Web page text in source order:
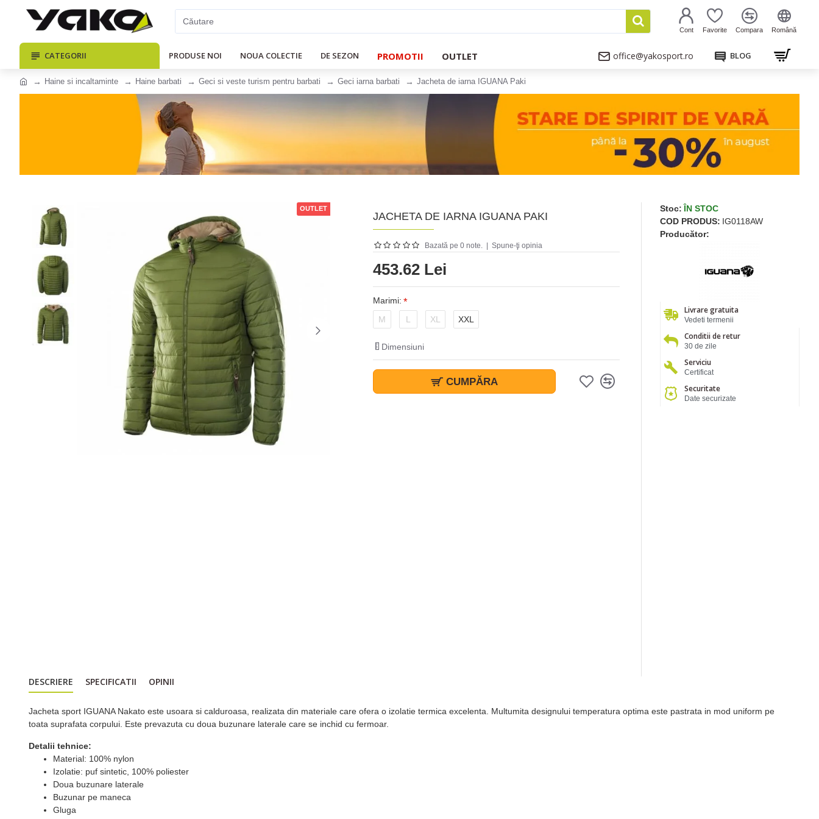
Cont Favorite Compara Română
CATEGORII PRODUSE NOI NOUA COLECTIE DE SEZON PROMOTII OUTLET office@yakosport.ro BLOG
Haine si incaltaminte Haine barbati Geci si veste turism pentru barbati Geci iarna barbati Jacheta de iarna IGUANA Paki
OUTLET
JACHETA DE IARNA IGUANA PAKI
Bazată pe 0 note. Spune-ţi opinia
453.62 Lei
Marimi:
M
L XL XXL
Dimensiuni
CUMPĂRA
Stoc: ÎN STOC
COD PRODUS: IG0118AW
Producător:
Livrare gratuita
Vedeti termenii
Conditii de retur
30 de zile
Serviciu
Certificat
Securitate
Date securizate
DESCRIERE SPECIFICATII OPINII
Jacheta sport IGUANA Nakato este usoara si calduroasa, realizata din materiale care ofera o izolatie termica excelenta. Multumita designului temperatura optima este pastrata in mod uniform pe
toata suprafata corpului. Este prevazuta cu doua buzunare laterale care se inchid cu fermoar.
Detalii tehnice:
Material: 100% nylon
Izolatie: puf sintetic, 100% poliester
Doua buzunare laterale
Buzunar pe maneca
Gluga